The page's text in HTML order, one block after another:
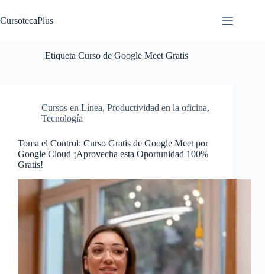
al
contenido
CursotecaPlus
Etiqueta Curso de Google Meet Gratis
Cursos en Línea, Productividad en la oficina,
Tecnología
Toma el Control: Curso Gratis de Google Meet por
Google Cloud ¡Aprovecha esta Oportunidad 100%
Gratis!